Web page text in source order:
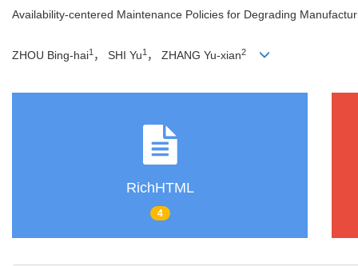
Availability-centered Maintenance Policies for Degrading
ZHOU Bing-hai1 ， SHI Yu1 ， ZHANG Yu-xian2
RichHTML
4